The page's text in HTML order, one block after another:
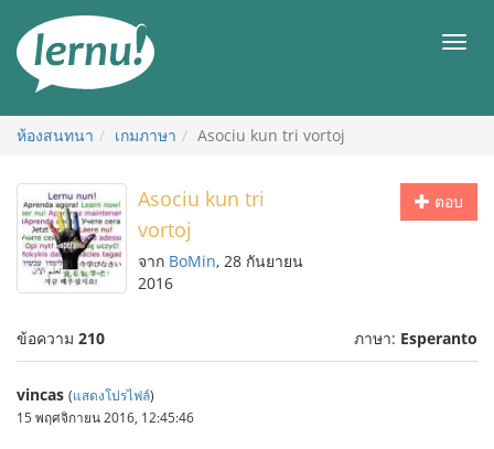
สารบัญ
เมนู
ห้องสนทนา เกมภาษา Asociu kun tri vortoj
ตอบ
Asociu kun tri
vortoj
จาก BoMin, 28 กันยายน
2016
ข้อความ 210 ภาษา: Esperanto
vincas (แสดงโปรไฟล์)
15 พฤศจิกายน 2016, 12:45:46